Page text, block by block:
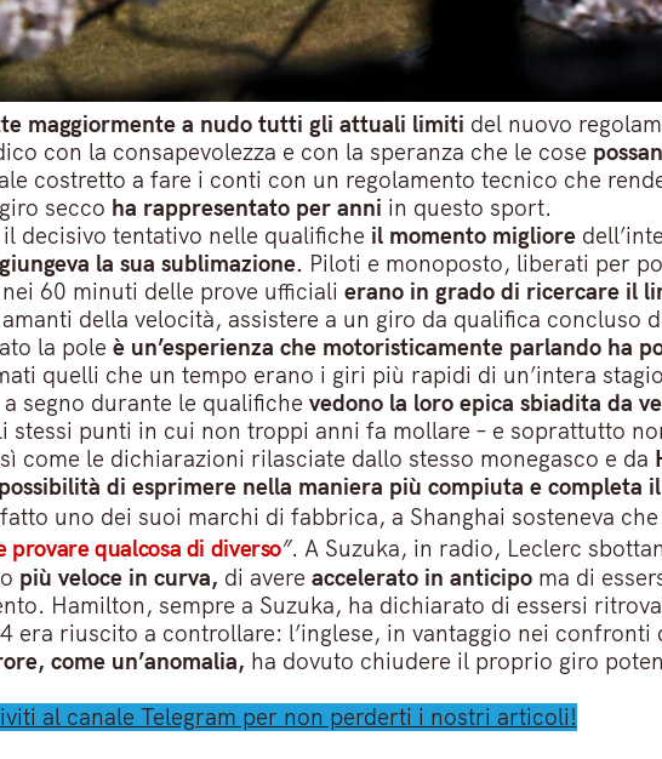
maggiormente a nudo tutti gli attuali limiti del nuovo
con la consapevolezza e con la speranza che le cose
costretto a fare i conti con un regolamento tecnico che
secco ha rappresentato per anni in questo sport.
decisivo tentativo nelle qualifiche il momento migliore
la sua sublimazione. Piloti e monoposto, liberati per
60 minuti delle prove ufficiali erano in grado di ricercare il
della velocità, assistere a un giro da qualifica concluso
la pole è un’esperienza che motoristicamente parlando ha
quelli che un tempo erano i giri più rapidi di un’intera
segno durante le qualifiche vedono la loro epica sbiadita da
stessi punti in cui non troppi anni fa mollare – e soprattutto
come le dichiarazioni rilasciate dallo stesso monegasco e da
di esprimere nella maniera più compiuta e completa
uno dei suoi marchi di fabbrica, a Shanghai sosteneva
provare qualcosa di diverso”. A Suzuka, in radio, Leclerc
più veloce in curva, di avere accelerato in anticipo ma di
Hamilton, sempre a Suzuka, ha dichiarato di essersi
era riuscito a controllare: l’inglese, in vantaggio nei
come un’anomalia, ha dovuto chiudere il proprio giro
al canale Telegram per non perderti i nostri articoli!